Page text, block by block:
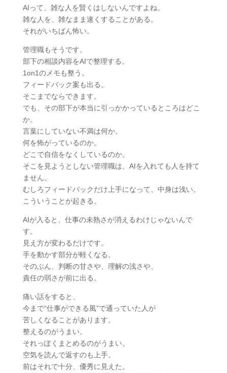
AIって、雑な人を賢くはしないんですよね。
雑な人を、雑なまま速くすることがある。
それがいちばん怖い。
管理職もそうです。
部下の相談内容をAIで整理する。
1on1のメモも整う。
フィードバック案も出る。
そこまでならできます。
でも、その部下が本当に引っかかっているところはどこ
か。
言葉にしていない不満は何か。
何を怖がっているのか。
どこで自信をなくしているのか。
そこを見ようとしない管理職は、AIを入れても人を持て
ません。
むしろフィードバックだけ上手になって、中身は浅い。
こういうことが起きる。
AIが入ると、仕事の未熟さが消えるわけじゃないんで
す。
見え方が変わるだけです。
手を動かす部分が軽くなる。
そのぶん、判断の甘さや、理解の浅さや、
責任の弱さが前に出る。
痛い話をすると、
今まで“仕事ができる風”で通っていた人が
苦しくなることがあります。
整えるのがうまい。
それっぽくまとめるのがうまい。
空気を読んで返すのも上手。
前はそれで十分、優秀に見えた。